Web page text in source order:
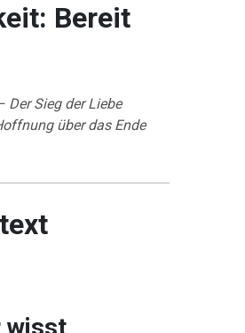
Bereit
Der Sieg der Liebe
über das Ende
wisst